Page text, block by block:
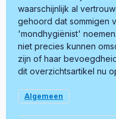
waarschijnlijk al
gehoord dat sommigen
'mondhygiënist'
niet precies kunnen
zijn of haar
dit overzichtsartikel nu
Algemeen